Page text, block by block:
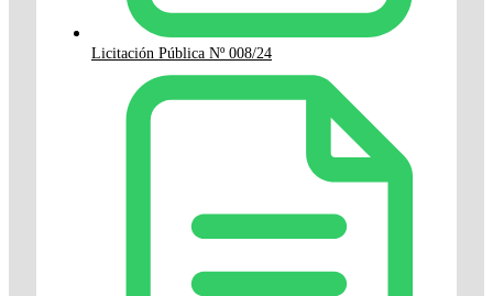
Licitación Pública Nº 008/24